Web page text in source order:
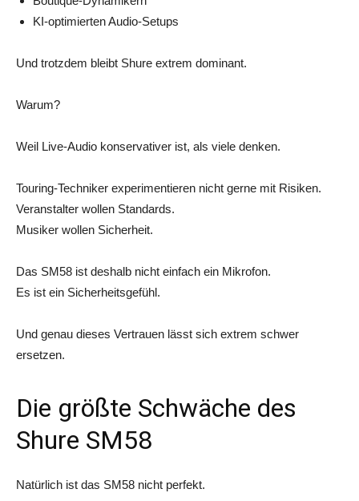
KI-optimierten Audio-Setups
Und trotzdem bleibt Shure extrem dominant.
Warum?
Weil Live-Audio konservativer ist, als viele denken.
Touring-Techniker experimentieren nicht gerne mit Risiken.
Veranstalter wollen Standards.
Musiker wollen Sicherheit.
Das SM58 ist deshalb nicht einfach ein Mikrofon.
Es ist ein Sicherheitsgefühl.
Und genau dieses Vertrauen lässt sich extrem schwer
ersetzen.
Die größte Schwäche des
Shure SM58
Natürlich ist das SM58 nicht perfekt.